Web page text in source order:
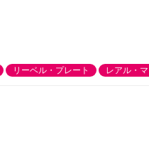
リーベル・プレート レアル・